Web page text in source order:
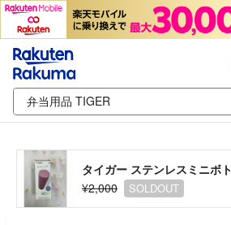
¥2,000
SOLDOUT